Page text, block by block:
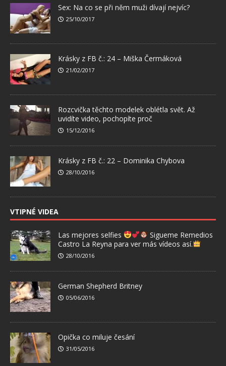
Sex: Na co se při něm muži dívají nejvíc?
25/10/2017
Krásky z FB č.: 24 – Miška Čermáková
21/02/2017
Rozcvička těchto modelek oblétla svět. Až
uvidíte video, pochopíte proč
15/12/2016
Krásky z FB č.: 22 – Dominika Chybova
28/10/2016
VTIPNÉ VIDEA
Las mejores selfies
Sigueme Remedios
Castro La Reyna para ver más vídeos así.
28/10/2016
German Shepherd Britney
05/06/2016
Opička co miluje česání
31/05/2016